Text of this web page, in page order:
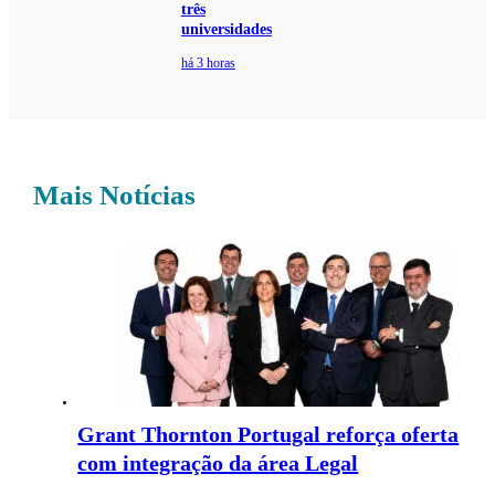
três
universidades
há 3 horas
Mais Notícias
Grant Thornton Portugal reforça oferta
com integração da área Legal